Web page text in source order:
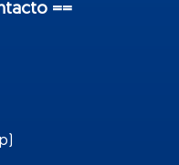
==